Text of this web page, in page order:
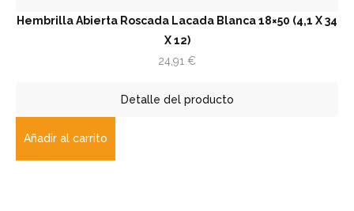
Hembrilla Abierta Roscada Lacada Blanca 18×50 (4,1 X 34
X 12)
24,91 €
Detalle del producto
Añadir al carrito